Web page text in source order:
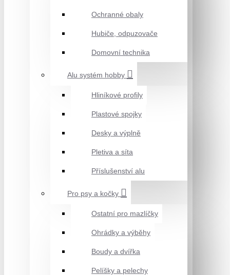
Ochranné obaly
Hubiče, odpuzovače
Domovní technika
Alu systém hobby
Hliníkové profily
Plastové spojky
Desky a výplně
Pletiva a síta
Příslušenství alu
Pro psy a kočky
Ostatní pro mazlíčky
Ohrádky a výběhy
Boudy a dvířka
Pelíšky a pelechy